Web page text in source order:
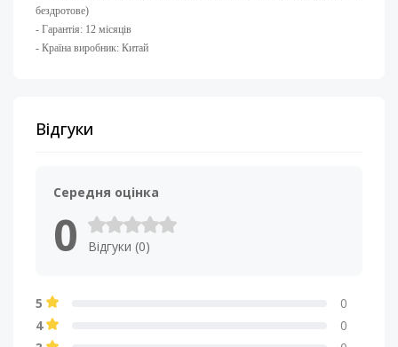
бездротове)​
- Гарантія: 12 місяців
- Країна виробник: Китай
Відгуки
Середня оцінка
0 Відгуки (0)
5
0
4
0